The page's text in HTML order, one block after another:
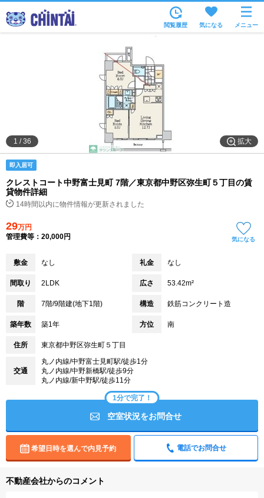
沿線・駅から
住所から
家賃相場から
通勤通学時間から
物件特集から
不動産会社から
閲覧履歴 気になる メニュー
拡大
1 /36
即入居可
クレストコート中野富士見町 7階／東京都中野区弥生町５丁目の賃
貸物件詳細
14時間以内に物件情報が更新されました
29万円
管理費等：20,000円
気になる
敷金 なし 礼金 なし
間取り 2LDK 広さ 53.42m²
階 7階/9階建(地下1階) 構造 鉄筋コンクリート造
築年数 築1年 方位 南
住所 東京都中野区弥生町５丁目
交通
丸ノ内線/中野富士見町駅/徒歩1分
丸ノ内線/中野新橋駅/徒歩9分
丸ノ内線/新中野駅/徒歩11分
1分で完了！
空室状況をお問合せ
希望日時を選んで内見予約 電話でお問合せ
不動産会社からのコメント